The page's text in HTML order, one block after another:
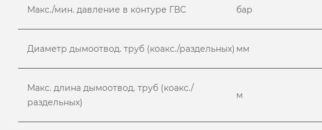
Макс./мин. давление в контуре ГВС бар
Диаметр дымоотвод. труб (коакс./раздельных) мм
Макс. длина дымоотвод. труб (коакс./
раздельных)
м